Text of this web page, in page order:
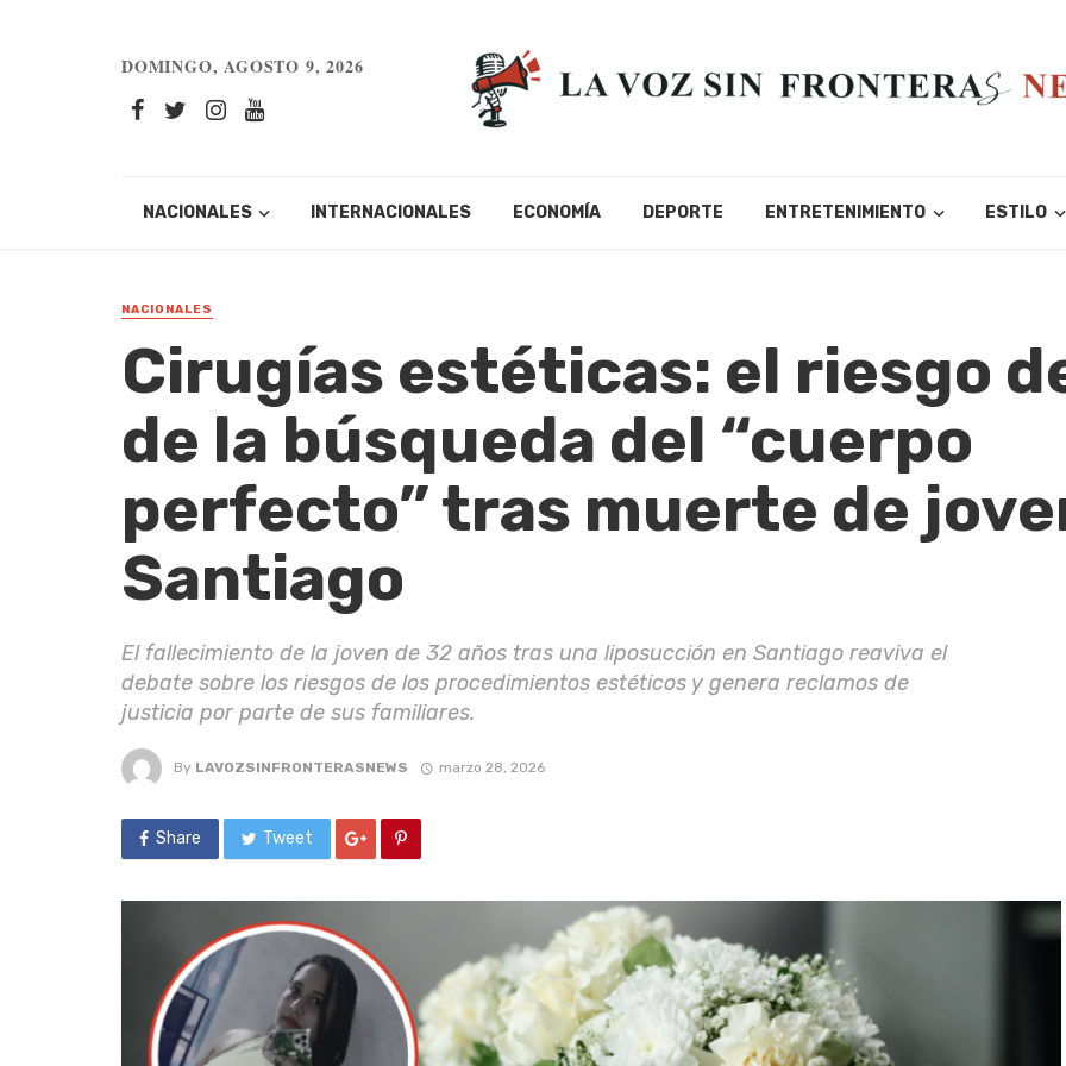
DOMINGO, AGOSTO 9, 2026
NACIONALES INTERNACIONALES ECONOMÍA DEPORTE ENTRETENIMIENTO ESTILO
NACIONALES
Cirugías estéticas: el riesgo
de la búsqueda del “cuerpo
perfecto” tras muerte de
Santiago
El fallecimiento de la joven de 32 años tras una liposucción en Santiago reaviva el
debate sobre los riesgos de los procedimientos estéticos y genera reclamos de
justicia por parte de sus familiares.
By LAVOZSINFRONTERASNEWS marzo 28, 2026
Share Tweet